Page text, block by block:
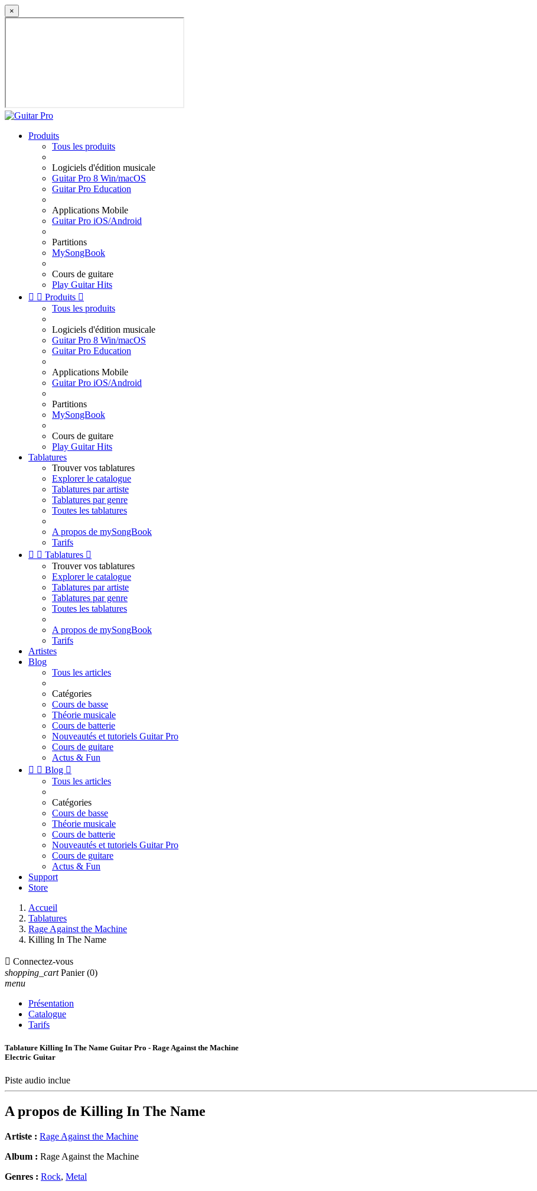
×
Produits
Tous les produits
Logiciels d'édition musicale
Guitar Pro 8 Win/macOS
Guitar Pro Education
Applications Mobile
Guitar Pro iOS/Android
Partitions
MySongBook
Cours de guitare
Play Guitar Hits
  Produits 
Tous les produits
Logiciels d'édition musicale
Guitar Pro 8 Win/macOS
Guitar Pro Education
Applications Mobile
Guitar Pro iOS/Android
Partitions
MySongBook
Cours de guitare
Play Guitar Hits
Tablatures
Trouver vos tablatures
Explorer le catalogue
Tablatures par artiste
Tablatures par genre
Toutes les tablatures
A propos de mySongBook
Tarifs
  Tablatures 
Trouver vos tablatures
Explorer le catalogue
Tablatures par artiste
Tablatures par genre
Toutes les tablatures
A propos de mySongBook
Tarifs
Artistes
Blog
Tous les articles
Catégories
Cours de basse
Théorie musicale
Cours de batterie
Nouveautés et tutoriels Guitar Pro
Cours de guitare
Actus & Fun
  Blog 
Tous les articles
Catégories
Cours de basse
Théorie musicale
Cours de batterie
Nouveautés et tutoriels Guitar Pro
Cours de guitare
Actus & Fun
Support
Store
Accueil
Tablatures
Rage Against the Machine
Killing In The Name
 Connectez-vous
shopping_cart Panier (0)
menu
Présentation
Catalogue
Tarifs
Tablature Killing In The Name Guitar Pro - Rage Against the Machine
Electric Guitar
Piste audio inclue
A propos de Killing In The Name
Artiste : Rage Against the Machine
Album : Rage Against the Machine
Genres : Rock, Metal